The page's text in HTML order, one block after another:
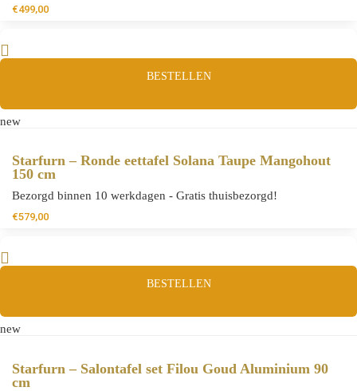
€499,00
BESTELLEN
new
Starfurn – Ronde eettafel Solana Taupe Mangohout
150 cm
Bezorgd binnen 10 werkdagen - Gratis thuisbezorgd!
€579,00
BESTELLEN
new
Starfurn – Salontafel set Filou Goud Aluminium 90
cm